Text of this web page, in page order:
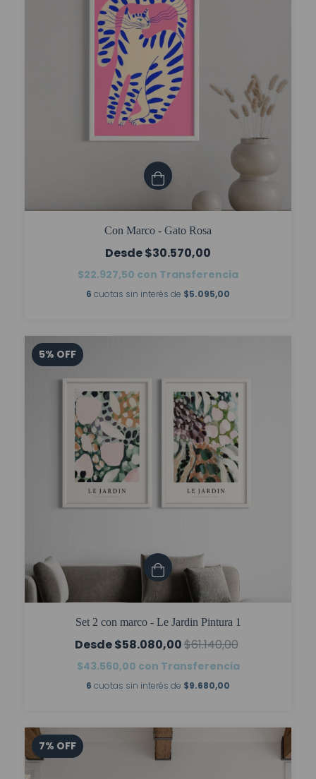
Con Marco - Gato Rosa
$30.570,00
$22.927,50 con Transferencia
6 cuotas sin interés de $5.095,00
5% OFF
Set 2 con marco - Le Jardin Pintura 1
$58.080,00$61.140,00
$43.560,00 con Transferencia
6 cuotas sin interés de $9.680,00
7% OFF